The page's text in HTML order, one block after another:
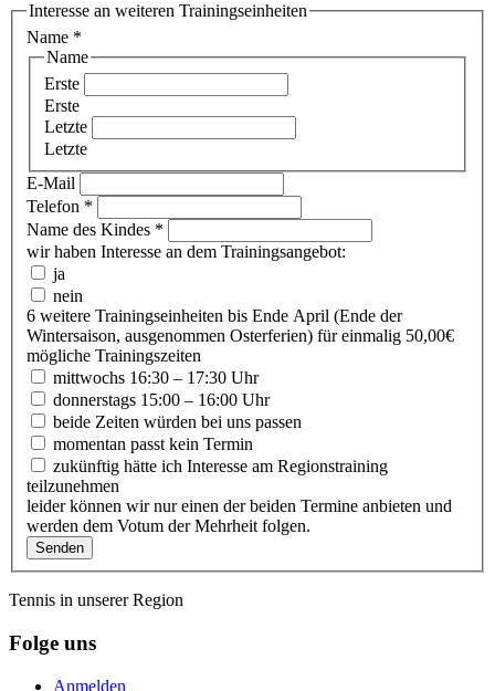
Interesse an weiteren Trainingseinheiten
Name *
Name
Erste
Erste
Letzte
Letzte
E-Mail
Telefon *
Name des Kindes *
wir haben Interesse an dem Trainingsangebot:
ja
nein
6 weitere Trainingseinheiten bis Ende April (Ende der
Wintersaison, ausgenommen Osterferien) für einmalig 50,00€
mögliche Trainingszeiten
mittwochs 16:30 – 17:30 Uhr
donnerstags 15:00 – 16:00 Uhr
beide Zeiten würden bei uns passen
momentan passt kein Termin
zukünftig hätte ich Interesse am Regionstraining
teilzunehmen
leider können wir nur einen der beiden Termine anbieten und
werden dem Votum der Mehrheit folgen.
Senden
Tennis in unserer Region
Folge uns
Anmelden